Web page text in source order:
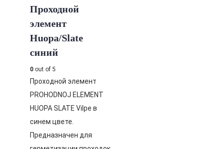
Проходной
элемент
Huopa/Slate
синий
0 out of 5
Проходной элемент
PROHODNOJ ELEMENT
HUOPA SLATE Vilpe в
синем цвете.
Предназначен для